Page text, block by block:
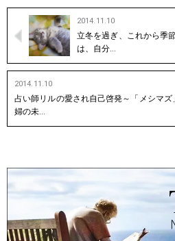
2014.11.10
立冬を過ぎ、これから季
は、自分…
2014.11.10
占い師リルの愛され自己啓発～「メシマズ
婦の未…